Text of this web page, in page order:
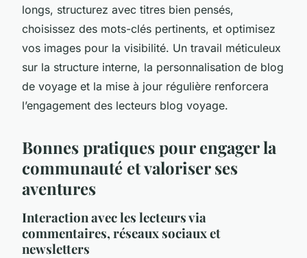
longs, structurez avec titres bien pensés,
choisissez des mots-clés pertinents, et optimisez
vos images pour la visibilité. Un travail méticuleux
sur la structure interne, la personnalisation de blog
de voyage et la mise à jour régulière renforcera
l’engagement des lecteurs blog voyage.
Bonnes pratiques pour engager la
communauté et valoriser ses
aventures
Interaction avec les lecteurs via
commentaires, réseaux sociaux et
newsletters